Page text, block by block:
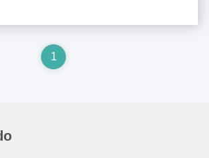
japonesas usadas: 1Qualidade e
"Made in Japan" Reputation...
1